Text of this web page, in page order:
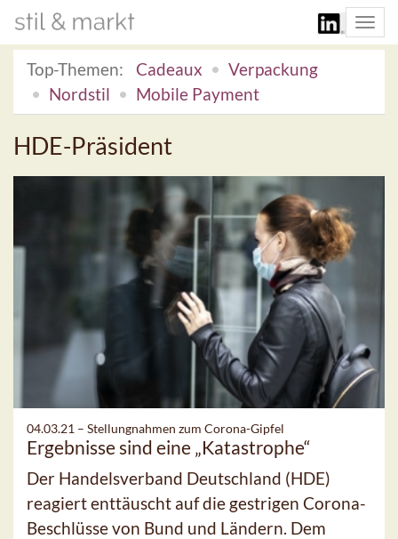
Top-Themen:
Cadeaux
Verpackung
Nordstil
Mobile Payment
HDE-Präsident
04.03.21 – Stellungnahmen zum Corona-Gipfel
Ergebnisse sind eine „Katastrophe“
Der Handelsverband Deutschland (HDE)
reagiert enttäuscht auf die gestrigen Corona-
Beschlüsse von Bund und Ländern. Dem